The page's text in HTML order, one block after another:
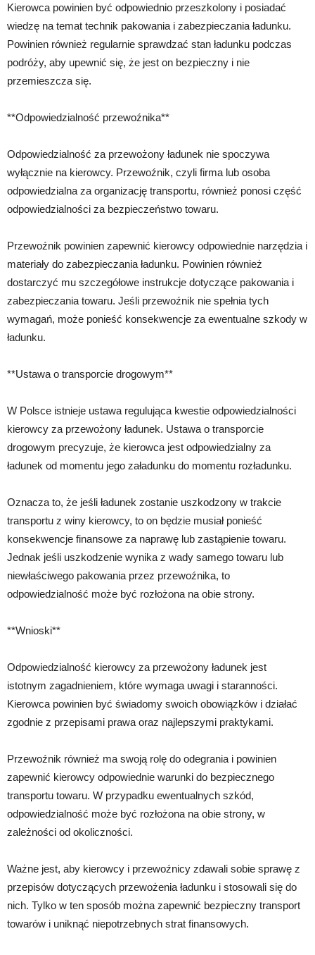
Kierowca powinien być odpowiednio przeszkolony i posiadać
wiedzę na temat technik pakowania i zabezpieczania ładunku.
Powinien również regularnie sprawdzać stan ładunku podczas
podróży, aby upewnić się, że jest on bezpieczny i nie
przemieszcza się.
**Odpowiedzialność przewoźnika**
Odpowiedzialność za przewożony ładunek nie spoczywa
wyłącznie na kierowcy. Przewoźnik, czyli firma lub osoba
odpowiedzialna za organizację transportu, również ponosi część
odpowiedzialności za bezpieczeństwo towaru.
Przewoźnik powinien zapewnić kierowcy odpowiednie narzędzia i
materiały do zabezpieczania ładunku. Powinien również
dostarczyć mu szczegółowe instrukcje dotyczące pakowania i
zabezpieczania towaru. Jeśli przewoźnik nie spełnia tych
wymagań, może ponieść konsekwencje za ewentualne szkody w
ładunku.
**Ustawa o transporcie drogowym**
W Polsce istnieje ustawa regulująca kwestie odpowiedzialności
kierowcy za przewożony ładunek. Ustawa o transporcie
drogowym precyzuje, że kierowca jest odpowiedzialny za
ładunek od momentu jego załadunku do momentu rozładunku.
Oznacza to, że jeśli ładunek zostanie uszkodzony w trakcie
transportu z winy kierowcy, to on będzie musiał ponieść
konsekwencje finansowe za naprawę lub zastąpienie towaru.
Jednak jeśli uszkodzenie wynika z wady samego towaru lub
niewłaściwego pakowania przez przewoźnika, to
odpowiedzialność może być rozłożona na obie strony.
**Wnioski**
Odpowiedzialność kierowcy za przewożony ładunek jest
istotnym zagadnieniem, które wymaga uwagi i staranności.
Kierowca powinien być świadomy swoich obowiązków i działać
zgodnie z przepisami prawa oraz najlepszymi praktykami.
Przewoźnik również ma swoją rolę do odegrania i powinien
zapewnić kierowcy odpowiednie warunki do bezpiecznego
transportu towaru. W przypadku ewentualnych szkód,
odpowiedzialność może być rozłożona na obie strony, w
zależności od okoliczności.
Ważne jest, aby kierowcy i przewoźnicy zdawali sobie sprawę z
przepisów dotyczących przewożenia ładunku i stosowali się do
nich. Tylko w ten sposób można zapewnić bezpieczny transport
towarów i uniknąć niepotrzebnych strat finansowych.